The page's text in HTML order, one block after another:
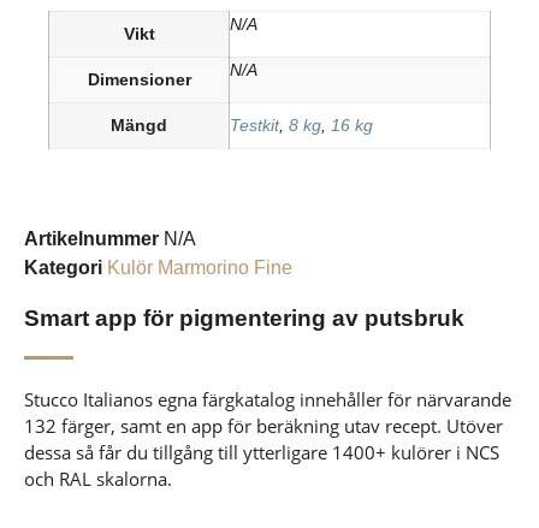
Vikt N/A
Dimensioner N/A
Mängd Testkit, 8 kg 16 kg
Artikelnummer N/A
Kategori Kulör Marmorino Fine
Smart app för pigmentering av putsbruk
Stucco Italianos egna färgkatalog innehåller för närvarande
132 färger, samt en app för beräkning utav recept. Utöver
dessa så får du tillgång till ytterligare 1400+ kulörer i NCS
och RAL skalorna.